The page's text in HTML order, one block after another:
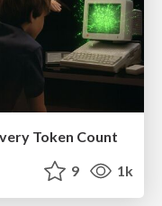
Token Count
9 1k